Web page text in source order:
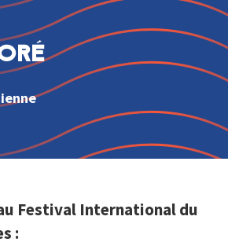
Festival International du
: